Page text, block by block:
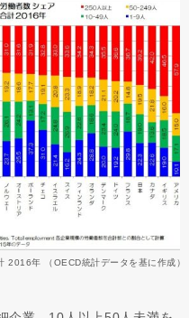
2016年 （OECD統計データを基に作成）